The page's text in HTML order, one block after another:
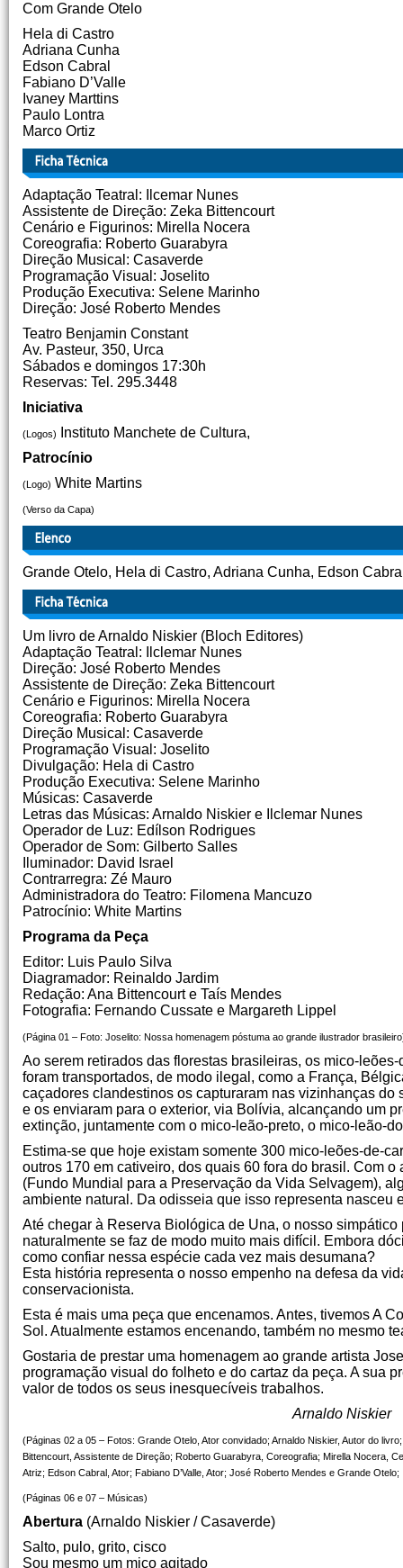
Com Grande Otelo
Hela di Castro
Adriana Cunha
Edson Cabral
Fabiano D’Valle
Ivaney Marttins
Paulo Lontra
Marco Ortiz
Adaptação Teatral: Ilcemar Nunes
Assistente de Direção: Zeka Bittencourt
Cenário e Figurinos: Mirella Nocera
Coreografia: Roberto Guarabyra
Direção Musical: Casaverde
Programação Visual: Joselito
Produção Executiva: Selene Marinho
Direção: José Roberto Mendes
Teatro Benjamin Constant
Av. Pasteur, 350, Urca
Sábados e domingos 17:30h
Reservas: Tel. 295.3448
Iniciativa
(Logos)
Instituto Manchete de Cultura,
Patrocínio
(Logo) White Martins
(Verso da Capa)
Grande Otelo, Hela di Castro, Adriana Cunha, Edson
Um livro de Arnaldo Niskier (Bloch Editores)
Adaptação Teatral: Ilclemar Nunes
Direção: José Roberto Mendes
Assistente de Direção: Zeka Bittencourt
Cenário e Figurinos: Mirella Nocera
Coreografia: Roberto Guarabyra
Direção Musical: Casaverde
Programação Visual: Joselito
Divulgação: Hela di Castro
Produção Executiva: Selene Marinho
Músicas: Casaverde
Letras das Músicas: Arnaldo Niskier e Ilclemar Nunes
Operador de Luz: Edílson Rodrigues
Operador de Som: Gilberto Salles
Iluminador: David Israel
Contrarregra: Zé Mauro
Administradora do Teatro: Filomena Mancuzo
Patrocínio: White Martins
Programa da Peça
Editor: Luis Paulo Silva
Diagramador: Reinaldo Jardim
Redação: Ana Bittencourt e Taís Mendes
Fotografia: Fernando Cussate e Margareth Lippel
(Página 01 – Foto: Joselito: Nossa homenagem póstuma ao grande ilustrador
Ao serem retirados das florestas brasileiras, os mico-
foram transportados, de modo ilegal, como a França,
caçadores clandestinos os capturaram nas vizinhanças
e os enviaram para o exterior, via Bolívia, alcançando um
extinção, juntamente com o mico-leão-preto, o mico-leão-
Estima-se que hoje existam somente 300 mico-leões-de-
outros 170 em cativeiro, dos quais 60 fora do brasil. Com
(Fundo Mundial para a Preservação da Vida Selvagem),
ambiente natural. Da odisseia que isso representa nasceu
Até chegar à Reserva Biológica de Una, o nosso
naturalmente se faz de modo muito mais difícil. Embora
como confiar nessa espécie cada vez mais desumana?
Esta história representa o nosso empenho na defesa da
conservacionista.
Esta é mais uma peça que encenamos. Antes, tivemos A
Sol. Atualmente estamos encenando, também no mesmo
Gostaria de prestar uma homenagem ao grande artista
programação visual do folheto e do cartaz da peça. A sua
valor de todos os seus inesquecíveis trabalhos.
Arnaldo Niskier
(Páginas 02 a 05 – Fotos: Grande Otelo, Ator convidado; Arnaldo Niskier, Autor do
Bittencourt, Assistente de Direção; Roberto Guarabyra, Coreografia; Mirella Nocera,
Atriz; Edson Cabral, Ator; Fabiano D’Valle, Ator; José Roberto Mendes e Grande
(Páginas 06 e 07 – Músicas)
Abertura (Arnaldo Niskier / Casaverde)
Salto, pulo, grito, cisco
Sou mesmo um mico agitado